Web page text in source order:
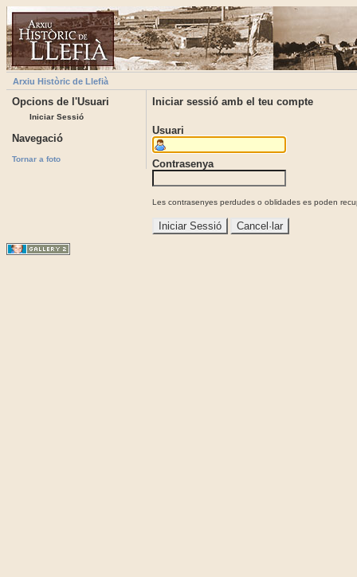
Arxiu Històric de Llefià
Opcions de l'Usuari
Iniciar Sessió
Navegació
Tornar a foto
Iniciar sessió amb el teu compte
Usuari
Contrasenya
Les contrasenyes perdudes o oblidades es poden